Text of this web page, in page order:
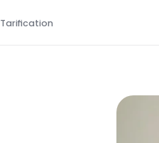
Tarification